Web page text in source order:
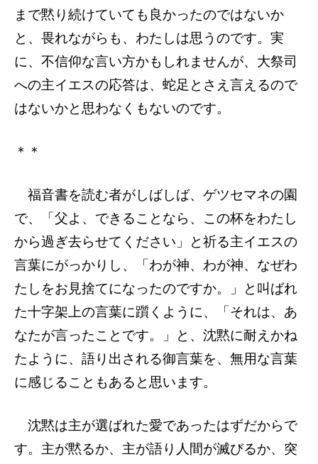
まで黙り続けていても良かったのではないか
と、畏れながらも、わたしは思うのです。実
に、不信仰な言い方かもしれませんが、大祭司
への主イエスの応答は、蛇足とさえ言えるので
はないかと思わなくもないのです。
＊＊
福音書を読む者がしばしば、ゲツセマネの園
で、「父よ、できることなら、この杯をわたし
から過ぎ去らせてください」と祈る主イエスの
言葉にがっかりし、「わが神、わが神、なぜわ
たしをお見捨てになったのですか。」と叫ばれ
た十字架上の言葉に躓くように、「それは、あ
なたが言ったことです。」と、沈黙に耐えかね
たように、語り出される御言葉を、無用な言葉
に感じることもあると思います。
沈黙は主が選ばれた愛であったはずだからで
す。主が黙るか、主が語り人間が滅びるか、突